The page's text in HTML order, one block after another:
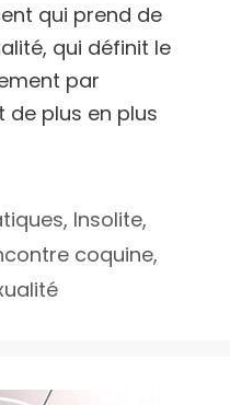
qui prend de
qui définit le
par
de plus en plus
, Insolite,
coquine,